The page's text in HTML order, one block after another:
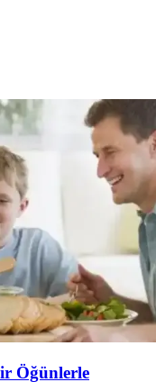
Öğünlerle